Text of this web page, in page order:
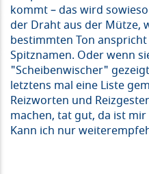
kommt – das wird
der Draht aus der Mütze,
bestimmten Ton
Spitznamen. Oder wenn
"Scheibenwischer"
letztens mal eine Liste
Reizworten und
machen, tat gut, da ist
Kann ich nur